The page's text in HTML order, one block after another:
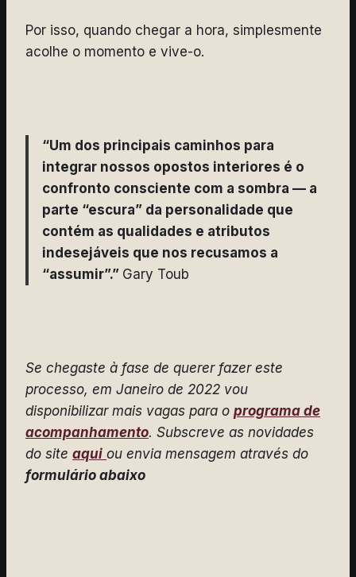
Por isso, quando chegar a hora, simplesmente
acolhe o momento e vive-o.
“Um dos principais caminhos para
integrar nossos opostos interiores é o
confronto consciente com a sombra — a
parte “escura” da personalidade que
contém as qualidades e atributos
indesejáveis que nos recusamos a
“assumir”.” Gary Toub
Se chegaste à fase de querer fazer este
processo, em Janeiro de 2022 vou
disponibilizar mais vagas para o programa de
acompanhamento. Subscreve as novidades
do site aqui ou envia mensagem através do
formulário abaixo